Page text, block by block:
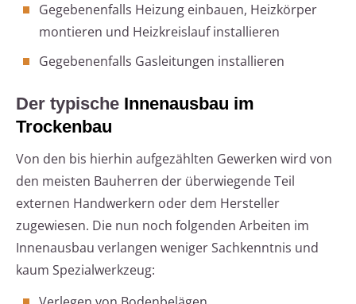
Gegebenenfalls Heizung einbauen, Heizkörper
montieren und Heizkreislauf installieren
Gegebenenfalls Gasleitungen installieren
Der typische Innenausbau im
Trockenbau
Von den bis hierhin aufgezählten Gewerken wird von
den meisten Bauherren der überwiegende Teil
externen Handwerkern oder dem Hersteller
zugewiesen. Die nun noch folgenden Arbeiten im
Innenausbau verlangen weniger Sachkenntnis und
kaum Spezialwerkzeug: